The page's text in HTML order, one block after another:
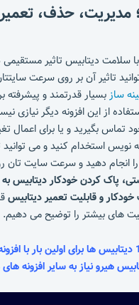
مدیریت، حذف،
دیتابیس تاثیر مستقیمی
تاثیر آن بر روی سرعت
سازبسیار قدرتمند و پیشرفته
از این افزونه دیگر نیازی
تماس بگیرید و یا برای اعمال
نویس استخدام کنید و می
انجام دهید و سرعت سایت تان رو
پاک کردن خودکار دیتابیس
و قابلیت تعمیر دیتابیس
های بیشتر را توضیح می دهیم.
مدیریت 0 تا 100 دیتابیس ها برای اولین
هیرو نیاز به سایر افزونه